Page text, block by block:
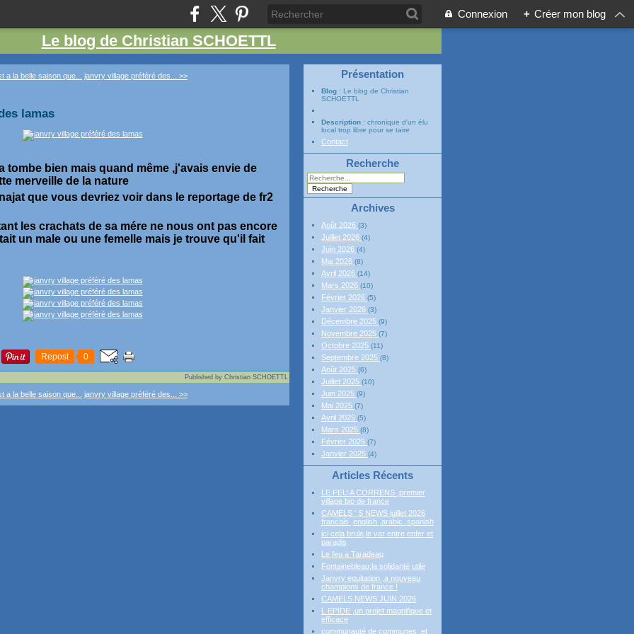
Connexion + Créer mon blog
Le blog de Christian SCHOETTL
a la belle saison que... janvry village préféré des... >>
lamas
tombe bien mais quand même ,j'avais envie de
merveille de la nature
que vous devriez voir dans le reportage de fr2
les crachats de sa mére ne nous ont pas encore
un male ou une femelle mais je trouve qu'il fait
Repost 0
Published by Christian SCHOETTL
a la belle saison que... janvry village préféré des... >>
Présentation
Blog : Le blog de Christian
SCHOETTL
Description : chronique d'un élu
local trop libre pour se taire
Contact
Recherche
Archives
Août 2026 (3)
Juillet 2026 (4)
Juin 2026 (4)
Mai 2026 (8)
Avril 2026 (14)
Mars 2026 (10)
Février 2026 (5)
Janvier 2026 (3)
Décembre 2025 (9)
Novembre 2025 (7)
Octobre 2025 (11)
Septembre 2025 (8)
Août 2025 (6)
Juillet 2025 (10)
Juin 2025 (9)
Mai 2025 (7)
Avril 2025 (5)
Mars 2025 (8)
Février 2025 (7)
Janvier 2025 (4)
Articles Récents
LE FEU A CORRENS ,premier
village bio de france
CAMELS ' S NEWS juillet 2026
francais ,english ,arabic ,spanish
ici cela brule,le var entre enfer et
paradis
Le feu a Taradeau
Fontainebleau,la solidarité utile
Janvry equitation ,a nouveau
champions de france !
CAMELS NEWS JUIN 2026
L EPIDE ,un projet magnifique et
efficace
communauté de communes ,et